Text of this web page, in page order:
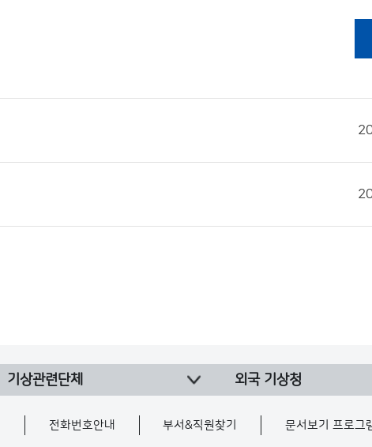
기상관련단체 외국 기상청
전화번호안내 부서&직원찾기 문서보기 프로그